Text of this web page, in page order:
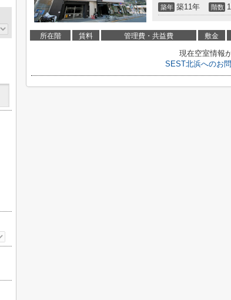
築年 築11年 階数
所在階 賃料 管理費・共益費 敷金
現在空室情報
SEST北浜へのお